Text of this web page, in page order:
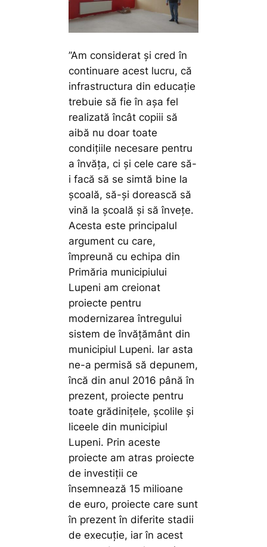
”Am considerat și cred în
continuare acest lucru, că
infrastructura din educație
trebuie să fie în așa fel
realizată încât copiii să
aibă nu doar toate
condițiile necesare pentru
a învăța, ci și cele care să-
i facă să se simtă bine la
școală, să-și dorească să
vină la școală și să învețe.
Acesta este principalul
argument cu care,
împreună cu echipa din
Primăria municipiului
Lupeni am creionat
proiecte pentru
modernizarea întregului
sistem de învățământ din
municipiul Lupeni. Iar asta
ne-a permisă să depunem,
încă din anul 2016 până în
prezent, proiecte pentru
toate grădinițele, școlile și
liceele din municipiul
Lupeni. Prin aceste
proiecte am atras proiecte
de investiții ce
însemnează 15 milioane
de euro, proiecte care sunt
în prezent în diferite stadii
de execuție, iar în acest